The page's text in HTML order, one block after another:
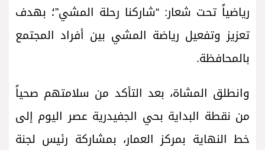
رياضياً تحت شعار: “شاركنا رحلة المشي”؛ بهدف
تعزيز وتفعيل رياضة المشي بين أفراد المجتمع
بالمحافظة.
وانطلق المشاة، بعد التأكد من سلامتهم صحياً
من نقطة البداية بحي الجفيدرية عصر اليوم إلى
خط النهاية بمركز العمار، بمشاركة رئيس لجنة